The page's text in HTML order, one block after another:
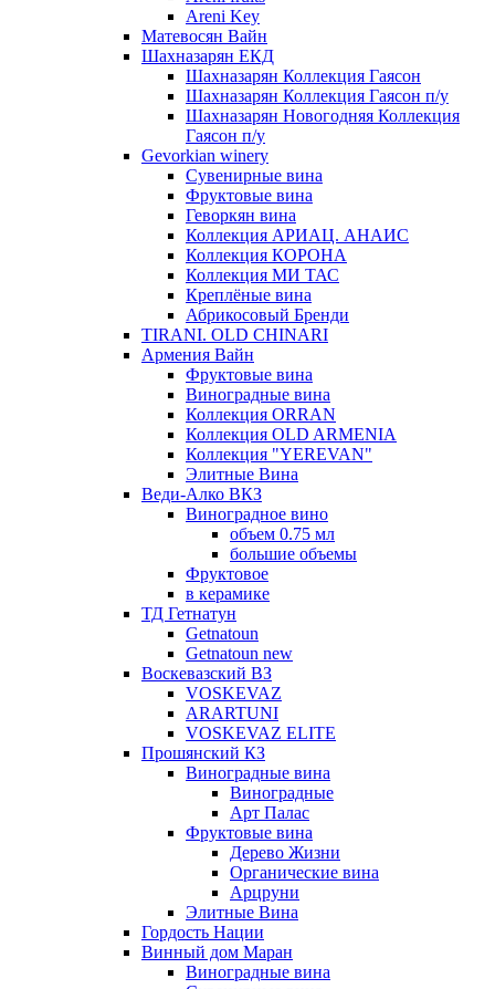
Areni Key
Матевосян Вайн
Шахназарян ЕКД
Шахназарян Коллекция Гаясон
Шахназарян Коллекция Гаясон п/у
Шахназарян Новогодняя Коллекция
Гаясон п/у
Gevorkian winery
Сувенирные вина
Фруктовые вина
Геворкян вина
Коллекция АРИАЦ. АНАИС
Коллекция КОРОНА
Коллекция МИ ТАС
Креплёные вина
Абрикосовый Бренди
TIRANI. OLD CHINARI
Армения Вайн
Фруктовые вина
Виноградные вина
Коллекция ORRAN
Коллекция OLD ARMENIA
Коллекция "YEREVAN"
Элитные Вина
Веди-Алко ВКЗ
Виноградное вино
объем 0.75 мл
большие объемы
Фруктовое
в керамике
ТД Гетнатун
Getnatoun
Getnatoun new
Воскевазский ВЗ
VOSKEVAZ
ARARTUNI
VOSKEVAZ ELITE
Прошянский КЗ
Виноградные вина
Виноградные
Арт Палас
Фруктовые вина
Дерево Жизни
Органические вина
Арцруни
Элитные Вина
Гордость Нации
Винный дом Маран
Виноградные вина